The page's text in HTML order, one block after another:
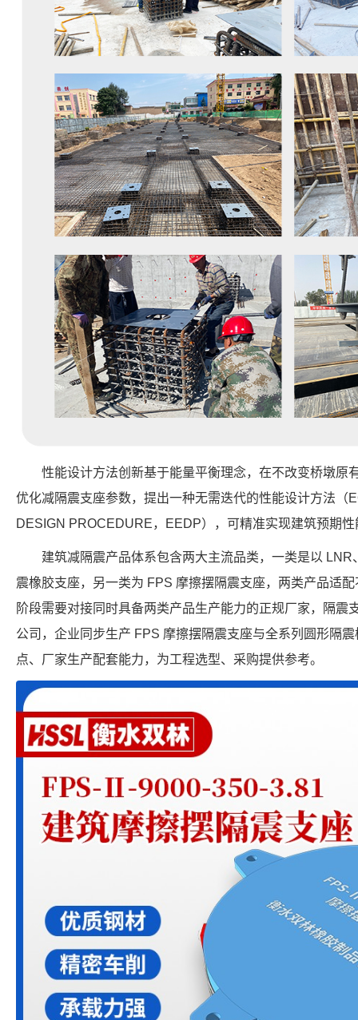
性能设计方法创新基于能量平衡理念，在不改变桥墩原
优化减隔震支座参数，提出一种无需迭代的性能设计方法（
DESIGN PROCEDURE，EEDP），可精准实现建筑预期
建筑减隔震产品体系包含两大主流品类，一类是以
震橡胶支座，另一类为 FPS 摩擦摆隔震支座，两类产品适
阶段需要对接同时具备两类产品生产能力的正规厂家，隔震
公司，企业同步生产 FPS 摩擦摆隔震支座与全系列圆形隔
点、厂家生产配套能力，为工程选型、采购提供参考。